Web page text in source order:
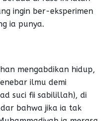
ingin ber-eksperimen
ia punya.
mengabdikan hidup,
ilmu demi
suci fii sabilillah), di
bahwa jika ia tak